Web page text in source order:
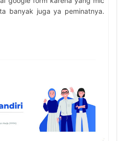
banyak juga ya peminatnya.